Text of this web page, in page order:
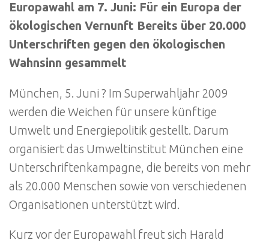
Europawahl am 7. Juni: Für ein Europa der
ökologischen Vernunft Bereits über 20.000
Unterschriften gegen den ökologischen
Wahnsinn gesammelt
München, 5. Juni ? Im Superwahljahr 2009
werden die Weichen für unsere künftige
Umwelt und Energiepolitik gestellt. Darum
organisiert das Umweltinstitut München eine
Unterschriftenkampagne, die bereits von mehr
als 20.000 Menschen sowie von verschiedenen
Organisationen unterstützt wird.
Kurz vor der Europawahl freut sich Harald